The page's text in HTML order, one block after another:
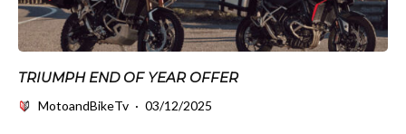
TRIUMPH END OF YEAR OFFER
MotoandBikeTv · 03/12/2025